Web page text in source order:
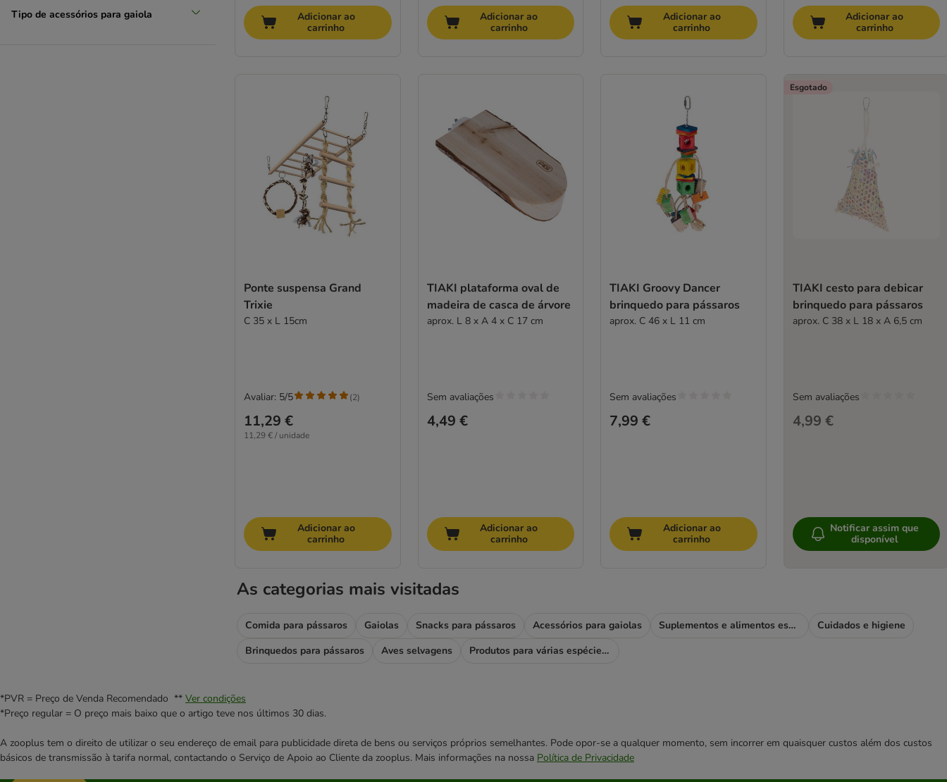
Tipo de acessórios para gaiola
Adicionar ao
carrinho
Adicionar ao
carrinho
Adicionar ao
carrinho
Adicionar ao
carrinho
Ponte suspensa Grand
Trixie
C 35 x L 15cm
11,29 €
11,29 € / unidade
Avaliar: 5/5 (2)
Adicionar ao
carrinho
TIAKI plataforma oval de
madeira de casca de árvore
aprox. L 8 x A 4 x C 17 cm
4,49 €
Sem avaliações
Adicionar ao
carrinho
TIAKI Groovy Dancer
brinquedo para pássaros
aprox. C 46 x L 11 cm
7,99 €
Sem avaliações
Adicionar ao
carrinho
Esgotado
TIAKI cesto para debicar
brinquedo para pássaros
aprox. C 38 x L 18 x A 6,5 cm
4,99 €
Sem avaliações
Notificar assim que
disponível
As categorias mais visitadas
Comida para pássaros Gaiolas Snacks para pássaros Acessórios para gaiolas Suplementos e alimentos especiais
Cuidados e higiene
Brinquedos para pássaros
Aves selvagens Produtos para várias espécies de aves
*PVR = Preço de Venda Recomendado ** Ver condições
*Preço regular = O preço mais baixo que o artigo teve nos últimos 30 dias.
A zooplus tem o direito de utilizar o seu endereço de email para publicidade direta de bens ou serviços próprios semelhantes. Pode opor-se a qualquer momento, sem incorrer em quaisquer custos além dos custos
básicos de transmissão à tarifa normal, contactando o Serviço de Apoio ao Cliente da zooplus. Mais informações na nossa Política de Privacidade